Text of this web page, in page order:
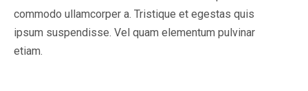
commodo ullamcorper a. Tristique et egestas quis
ipsum suspendisse. Vel quam elementum pulvinar
etiam.